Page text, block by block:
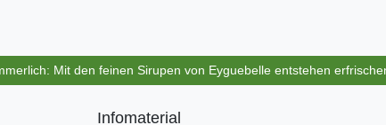
Mit den feinen Sirupen von Eyguebelle entstehen
Infomaterial